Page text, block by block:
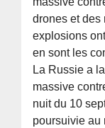
drones et des
explosions
en sont les
La Russie a
massive
nuit du 10
poursuivie au